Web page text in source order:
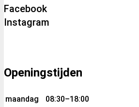
Facebook
Instagram
Openingstijden
maandag
08:30–18:00